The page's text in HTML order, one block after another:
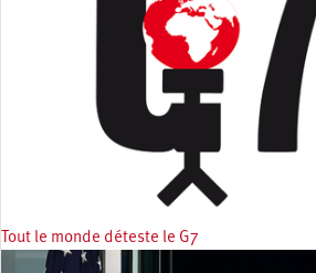
Tout le monde déteste le G7